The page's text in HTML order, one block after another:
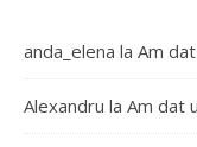
anda_elena la Am
Alexandru la Am dat